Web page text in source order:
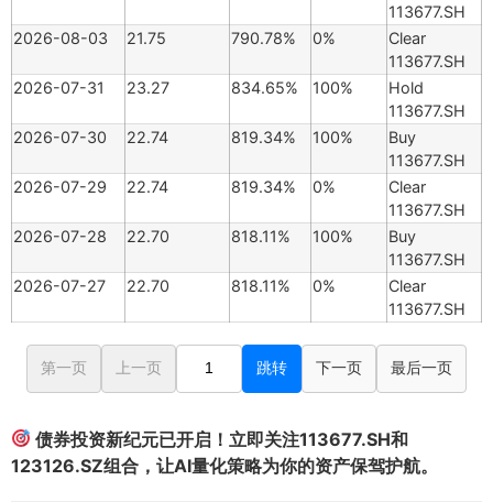
113677.SH
2026-08-03
21.75 790.78% 0%
Clear
113677.SH
2026-07-31
23.27 834.65% 100%
Hold
113677.SH
2026-07-30
22.74 819.34% 100%
Buy
113677.SH
2026-07-29
22.74 819.34% 0%
Clear
113677.SH
2026-07-28
22.70 818.11% 100%
Buy
113677.SH
2026-07-27
22.70 818.11% 0%
Clear
113677.SH
第一页 上一页 跳转 下一页 最后一页
债券投资新纪元已开启！立即关注113677.SH和
123126.SZ组合，让AI量化策略为你的资产保驾护航。